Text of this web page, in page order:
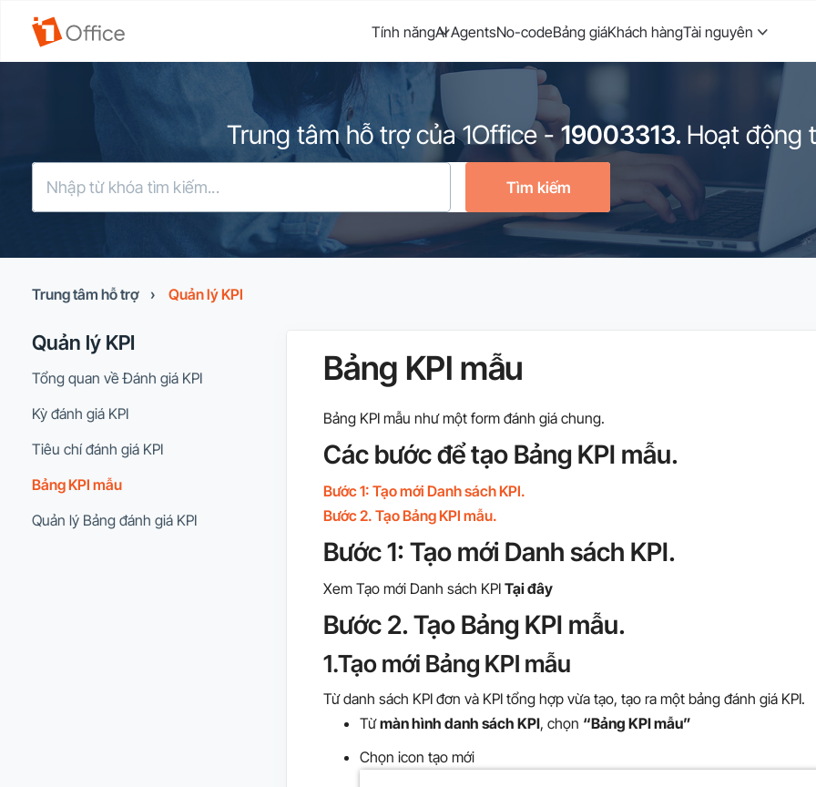
Tính năngAI AgentsNo-codeBảng giáKhách hàngTài nguyên
Trung tâm hỗ trợ của 1Office- 19003313. Hoạt động
Tìm kiếm
Trung tâm hỗ trợ › Quản lý KPI
Quản lý KPI
Tổng quan về Đánh giá KPI
Kỳ đánh giá KPI
Tiêu chí đánh giá KPI
Bảng KPI mẫu
Quản lý Bảng đánh giá KPI
Bảng KPI mẫu
Bảng KPI mẫu như một form đánh giá chung.
Các bước để tạo Bảng KPI mẫu.
Bước 1: Tạo mới Danh sách KPI.
Bước 2. Tạo Bảng KPI mẫu.
Bước 1: Tạo mới Danh sách KPI.
Xem Tạo mới Danh sách KPITại đây
Bước 2. Tạo Bảng KPI mẫu.
1.Tạo mới Bảng KPI mẫu
Từ danh sách KPI đơn và KPI tổng hợp vừa tạo, tạo ra một bảng đánh giá KPI.
Từmàn hình danh sách KPI, chọn “Bảng KPI mẫu”
Chọn icon tạo mới